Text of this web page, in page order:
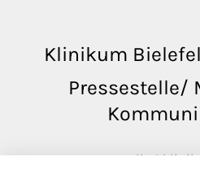
Klinikum
Pressestelle/